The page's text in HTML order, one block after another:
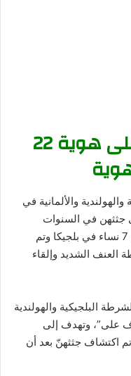
حملة دولية للتعرف على هوية 22
والألمانية في
على جثثهن في السنوات
الأخيرة، عبر حملة دولية. وتم العثور على 7 نساء في بلجيكا وتم
العنف الشديد وإلقاء
البلجيكية والهولندية
على”، وتهدف إلى
معروفة تم اكتشاف جثثهنّ بعد أن